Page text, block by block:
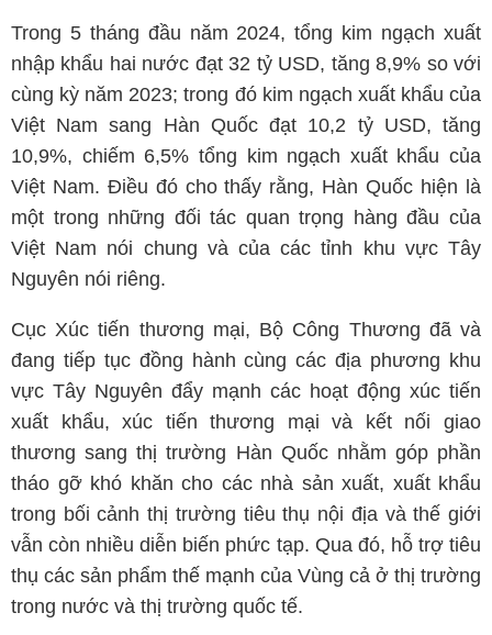
Trong 5 tháng đầu năm 2024, tổng kim ngạch xuất
nhập khẩu hai nước đạt 32 tỷ USD, tăng 8,9% so với
cùng kỳ năm 2023; trong đó kim ngạch xuất khẩu của
Việt Nam sang Hàn Quốc đạt 10,2 tỷ USD, tăng
10,9%, chiếm 6,5% tổng kim ngạch xuất khẩu của
Việt Nam. Điều đó cho thấy rằng, Hàn Quốc hiện là
một trong những đối tác quan trọng hàng đầu của
Việt Nam nói chung và của các tỉnh khu vực Tây
Nguyên nói riêng.
Cục Xúc tiến thương mại, Bộ Công Thương đã và
đang tiếp tục đồng hành cùng các địa phương khu
vực Tây Nguyên đẩy mạnh các hoạt động xúc tiến
xuất khẩu, xúc tiến thương mại và kết nối giao
thương sang thị trường Hàn Quốc nhằm góp phần
tháo gỡ khó khăn cho các nhà sản xuất, xuất khẩu
trong bối cảnh thị trường tiêu thụ nội địa và thế giới
vẫn còn nhiều diễn biến phức tạp. Qua đó, hỗ trợ tiêu
thụ các sản phẩm thế mạnh của Vùng cả ở thị trường
trong nước và thị trường quốc tế.